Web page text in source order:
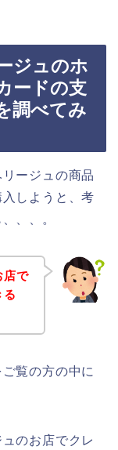
ジュのホ
ードの支
調べてみ
ージュの商品
しようと、考
、、。
店で
る
覧の方の中に
のお店でクレ